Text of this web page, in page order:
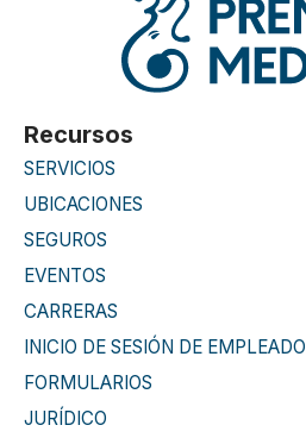
Recursos
SERVICIOS
UBICACIONES
SEGUROS
EVENTOS
CARRERAS
INICIO DE SESIÓN DE EMPLEADO
FORMULARIOS
JURÍDICO